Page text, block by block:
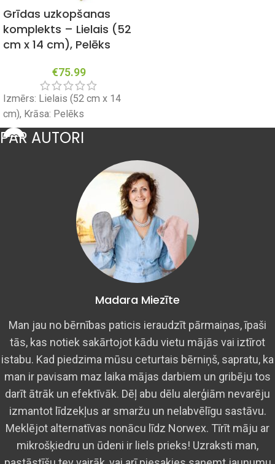
Grīdas uzkopšanas
komplekts – Lielais (52
cm x 14 cm), Pelēks
€75.99
Izmērs: Lielais (52 cm x 14
cm), Krāsa: Pelēks
PAR AUTORI
Madara Miezīte
Man jau no bērnības paticis ieraudzīt pārmaiņas, īpaši
tās, kas notiek sakārtojot kādu vietu mājās vai iztīrot
istabu. Kad piedzima mūsu ceturtais bērniņš, sapratu, ka
man ir pavisam maz laika mājas darbiem un gribēju tos
darīt ātrāk un efektīvāk. Dēļ abu dēlu alerģiām nevarēju
izmantot līdzekļus ar smaržu un nelabvēlīgu sastāvu.
Meklējot alternatīvas nonācu līdz Norwex. Tīrīt māju ar
mikrošķiedru un ūdeni ir liels prieks! Uzraksti man,